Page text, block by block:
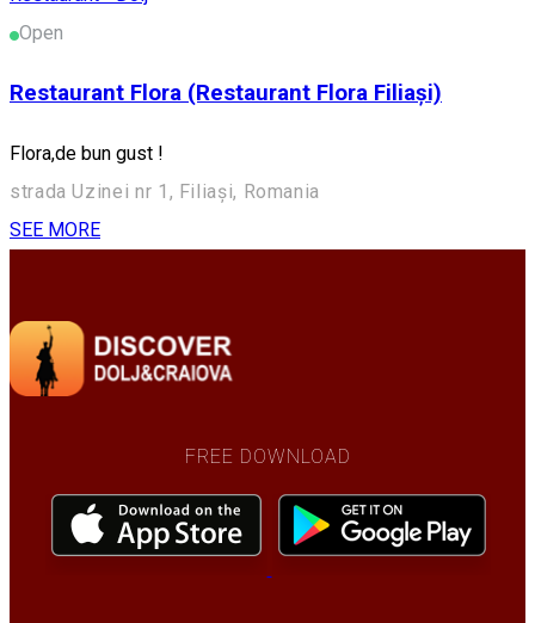
Open
Restaurant Flora (Restaurant Flora Filiași)
Flora,de bun gust !
strada Uzinei nr 1, Filiași, Romania
SEE MORE
FREE DOWNLOAD